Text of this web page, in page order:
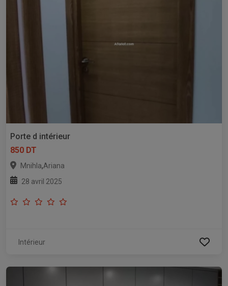
Porte d intérieur
850 DT
Mnihla,Ariana
28 avril 2025
Intérieur